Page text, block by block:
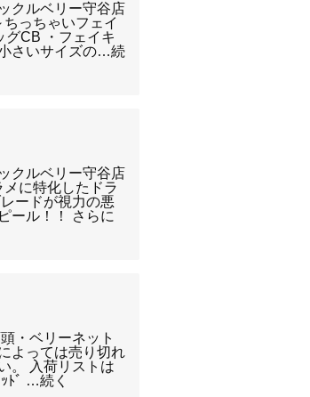
クルベリー守谷店
っちゃいフェイ
グCB ・フェイキ
さいサイズの…続
クルベリー守谷店
に特化したドラ
ードが視力の悪
ール！！ さらに
・ベリーネット
よっては売り切れ
。 入荷リストは
ﾄﾞ …続く